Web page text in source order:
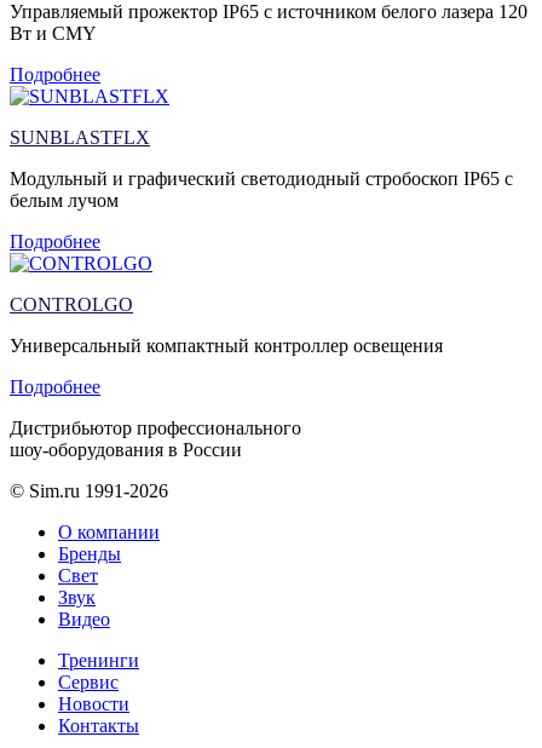
Управляемый прожектор IP65 с источником белого лазера 120
Вт и CMY
Подробнее
SUNBLASTFLX
Модульный и графический светодиодный стробоскоп IP65 с
белым лучом
Подробнее
CONTROLGO
Универсальный компактный контроллер освещения
Подробнее
Дистрибьютор профессионального
шоу-оборудования в России
© Sim.ru 1991-2026
О компании
Бренды
Свет
Звук
Видео
Тренинги
Сервис
Новости
Контакты